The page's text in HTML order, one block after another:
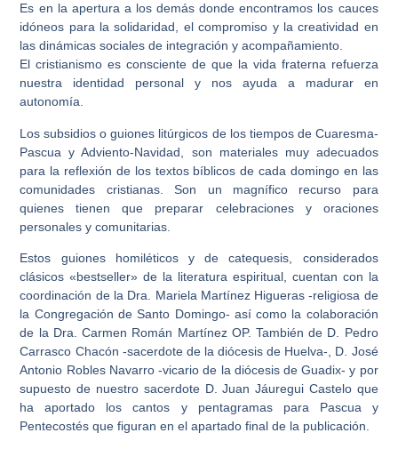
Es en la apertura a los demás donde encontramos los cauces
idóneos para la solidaridad, el compromiso y la creatividad en
las dinámicas sociales de integración y acompañamiento.
El cristianismo es consciente de que la vida fraterna refuerza
nuestra identidad personal y nos ayuda a madurar en
autonomía.
Los subsidios o guiones litúrgicos de los tiempos de Cuaresma-
Pascua y Adviento-Navidad, son materiales muy adecuados
para la reflexión de los textos bíblicos de cada domingo en las
comunidades cristianas. Son un magnífico recurso para
quienes tienen que preparar celebraciones y oraciones
personales y comunitarias.
Estos guiones homiléticos y de catequesis, considerados
clásicos «bestseller» de la literatura espiritual, cuentan con la
coordinación de la Dra. Mariela Martínez Higueras -religiosa de
la Congregación de Santo Domingo- así como la colaboración
de la Dra. Carmen Román Martínez OP. También de D. Pedro
Carrasco Chacón -sacerdote de la diócesis de Huelva-, D. José
Antonio Robles Navarro -vicario de la diócesis de Guadix- y por
supuesto de nuestro sacerdote D. Juan Jáuregui Castelo que
ha aportado los cantos y pentagramas para Pascua y
Pentecostés que figuran en el apartado final de la publicación.